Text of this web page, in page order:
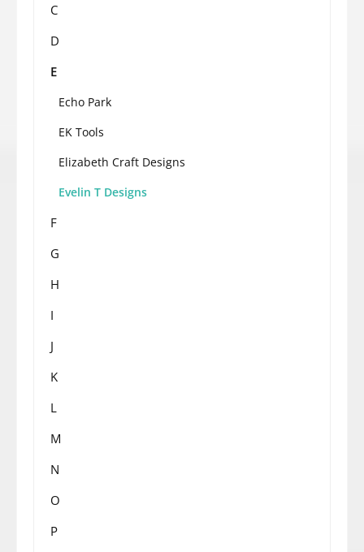
C
D
E
Echo Park
EK Tools
Elizabeth Craft Designs
Evelin T Designs
F
G
H
I
J
K
L
M
N
O
P